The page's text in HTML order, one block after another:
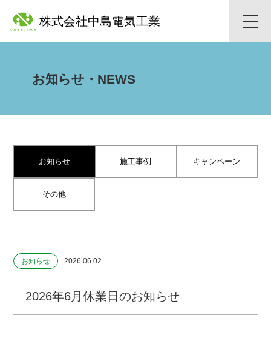
toggle
株式会社中島電気工業
お知らせ・NEWS
お知らせ 施工事例 キャンペーン
その他
お知らせ 2026.06.02
2026年6月休業日のお知らせ